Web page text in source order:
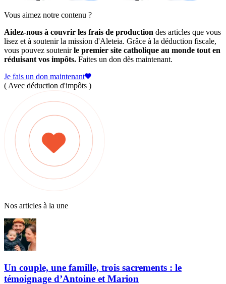
Vous aimez notre contenu ?
Aidez-nous à couvrir les frais de production des articles que vous
lisez et à soutenir la mission d'Aleteia. Grâce à la déduction fiscale,
vous pouvez soutenirle premier site catholique au monde tout en
réduisant vos impôts. Faites un don dès maintenant.
Je fais un don maintenant
( Avec déduction d'impôts )
Nos articles à la une
Un couple, une famille, trois sacrements : le
témoignage d’Antoine et Marion